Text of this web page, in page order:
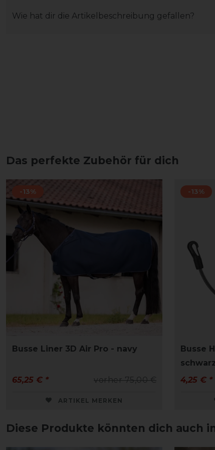
Wie hat dir die Artikelbeschreibung gefallen?
Das perfekte Zubehör für dich
-13%
Busse Liner 3D Air Pro - navy
vorher 75,00 €
65,25 € *
ARTIKEL MERKEN
-13%
Busse
4,25 € *
Diese Produkte könnten dich auch